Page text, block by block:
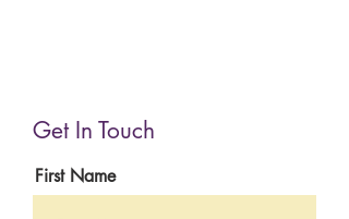
Get In Touch
First Name